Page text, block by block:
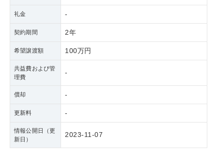
礼金 -
契約期間 2年
希望譲渡額 100万円
共益費および管
理費
-
償却 -
更新料 -
情報公開日（更
新日）
2023-11-07